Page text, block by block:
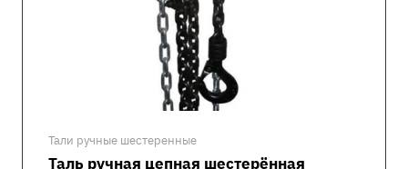
Тали ручные шестеренные
Таль ручная цепная шестерённая